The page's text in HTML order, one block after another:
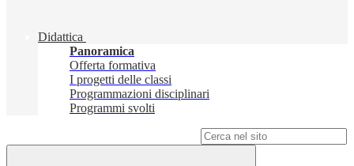
Didattica
Panoramica
Offerta formativa
I progetti delle classi
Programmazioni disciplinari
Programmi svolti